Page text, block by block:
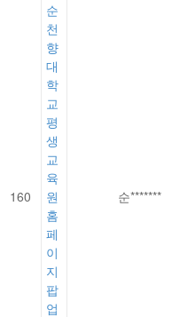
160
순
천
향
대
학
교
평
생
교
육
원
홈
페
이
지
팝
업
순*******